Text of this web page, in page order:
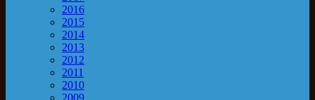
2016
2015
2014
2013
2012
2011
2010
2009